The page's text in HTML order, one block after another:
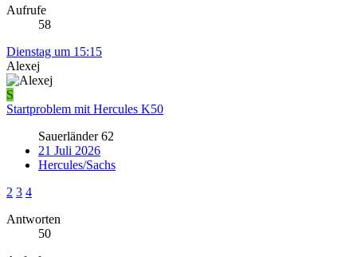
Aufrufe
58
Dienstag um 15:15
Alexej
S
Startproblem mit Hercules K50
Sauerländer 62
21 Juli 2026
Hercules/Sachs
2 3 4
Antworten
50